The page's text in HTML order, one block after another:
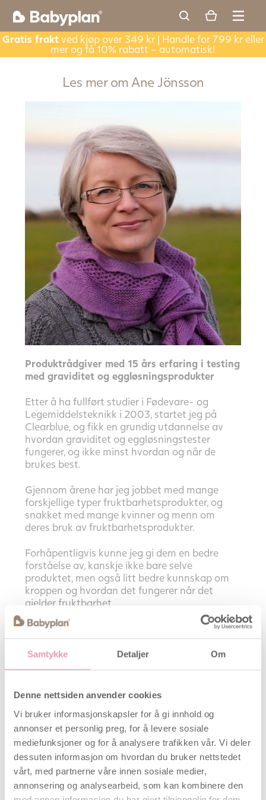
Gratis fraktved kjøp over 349 kr | Handle for 799 kr eller
mer og få 10% rabatt – automatisk!
Samtykke Detaljer Om
Denne nettsiden anvender cookies
Vi bruker informasjonskapsler for å gi innhold og
annonser et personlig preg, for å levere sosiale
mediefunksjoner og for å analysere trafikken vår. Vi deler
dessuten informasjon om hvordan du bruker nettstedet
vårt, med partnerne våre innen sosiale medier,
annonsering og analysearbeid, som kan kombinere den
Les mer om Ane Jönsson
Produktrådgiver med 15 års erfaring i testing
med graviditet og eggløsningsprodukter
Etter å ha fullført studier i Fødevare- og
Legemiddelsteknikk i 2003, startet jeg på
Clearblue, og fikk en grundig utdannelse av
hvordan graviditet og eggløsningstester
fungerer, og ikke minst hvordan og når de
brukes best.
Gjennom årene har jeg jobbet med mange
forskjellige typerfruktbarhetsprodukter, og
snakket med mange kvinner og menn om
deres bruk av fruktbarhetsprodukter.
Forhåpentligvis kunne jeg gi dem en bedre
forståelse av, kanskje ikke bare selve
produktet, men også litt bedre kunnskap om
kroppen og hvordan det fungerer når det
gjelder fruktbarhet.
Jeg har vært gift i 35 år, har tre barn og fem
barnebarn - som alle er til stor glede for meg
(og mannen min), og siden vi bor ikke så langt
fra hverandre, har vi mulighet for å ses ofte.
Kontakt megher
Artikler av Ane Jönsson
Brevet til mannen16. oktober 2019
Din livsstil er viktig for din fruktbarhet –
KRAM-anbefalinger26. februar 2019